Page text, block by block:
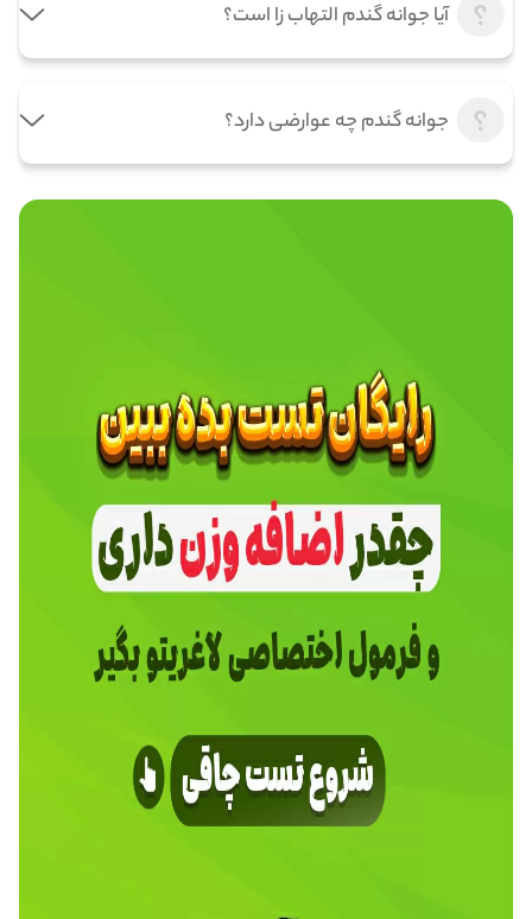
آیا جوانه گندم التهاب زا است؟
جوانه گندم چه عوارضی دارد؟